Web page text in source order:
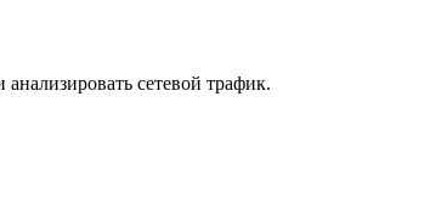
сетевой трафик.